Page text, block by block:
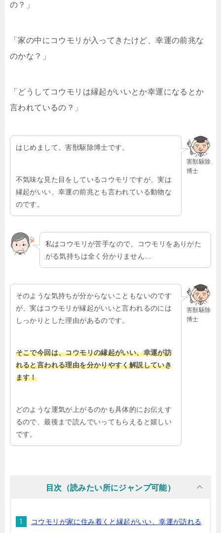
の？」
「家の中にコウモリが入ってきたけど、幸運の前兆な
のかな？」
「どうしてコウモリは縁起がいいとか幸運になるとか
言われているの？」
害獣駆除
博士
はじめまして。害獣駆除博士です。
不気味な見た目をしているコウモリですが、実は
縁起がいい、幸運の前兆とも言われている動物な
のです。
私はコウモリが苦手なので、コウモリをありがた
がる気持ちは全く分かりません…
害獣駆除
博士
そのような気持ちが分からないこともないのです
が、実はコウモリが縁起がいいと言われるのには
しっかりとした理由があるのです。
そこで今回は、コウモリの縁起がいい、幸運が訪
れると言われる理由を分かりやすく解説していき
ます！
どのような運気が上がるのかも具体的にお伝えす
るので、最後まで読んでいってもらえると嬉しい
です。
目次（読みたい所にジャンプ可能）
コウモリが家に住み着くと縁起がいい、幸運が訪れる